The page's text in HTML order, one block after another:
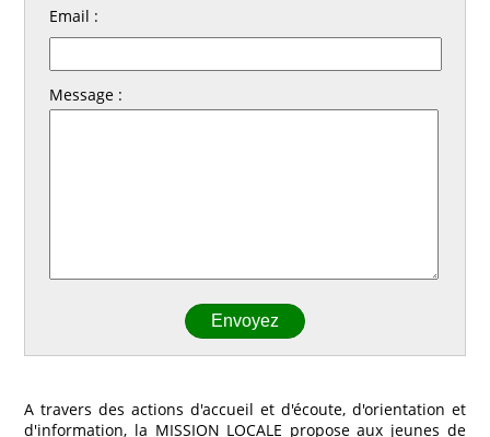
Email :
Message :
A travers des actions d'accueil et d'écoute, d'orientation et
d'information, la MISSION LOCALE propose aux jeunes de